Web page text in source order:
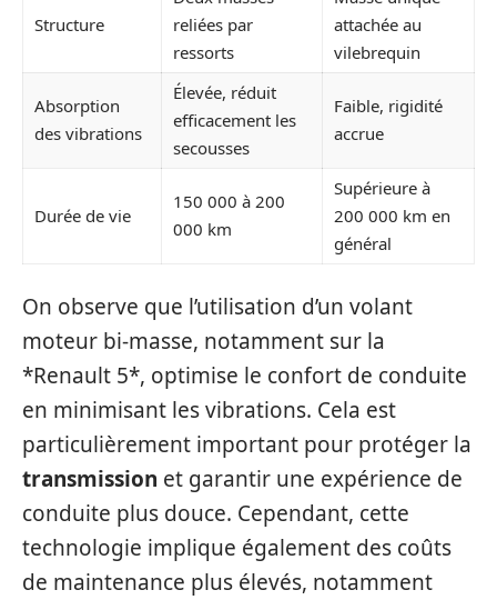
Structure
reliées par
ressorts
attachée au
vilebrequin
Absorption
des vibrations
Élevée, réduit
efficacement les
secousses
Faible, rigidité
accrue
Durée de vie
150 000 à 200
000 km
Supérieure à
200 000 km en
général
On observe que l’utilisation d’un volant
moteur bi-masse, notamment sur la
*Renault 5*, optimise le confort de conduite
en minimisant les vibrations. Cela est
particulièrement important pour protéger la
transmission et garantir une expérience de
conduite plus douce. Cependant, cette
technologie implique également des coûts
de maintenance plus élevés, notamment